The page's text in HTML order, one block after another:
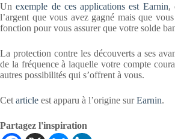
Unexemple de ces applications est Earnin,
l’argent que vous avez gagné mais que
fonction pour vous assurer que votre solde
La protection contre les découverts a ses
de la fréquence à laquelle votre compte
autres possibilités qui s’offrent à vous.
Cet article est apparu à l’origine surEarnin.
Partagez l'inspiration